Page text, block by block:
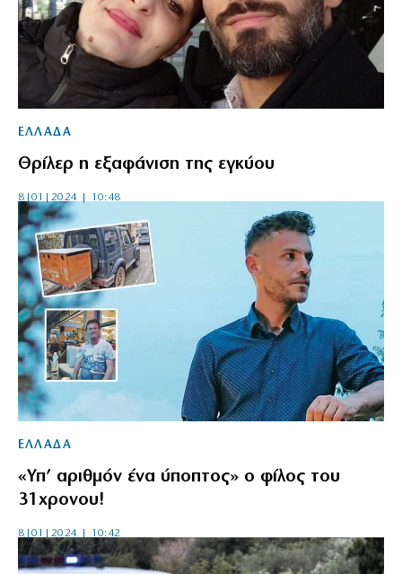
ΕΛΛΑΔΑ
Θρίλερ η εξαφάνιση της εγκύου
8|01|2024 | 10:48
ΕΛΛΑΔΑ
«Υπ’ αριθμόν ένα ύποπτος» ο φίλος του
31χρονου!
8|01|2024 | 10:42